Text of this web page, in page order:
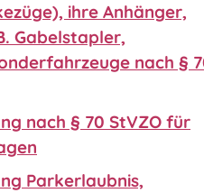
ihre Anhänger,
Gabelstapler,
nach §
nach § 70 StVZO für
Parkerlaubnis,